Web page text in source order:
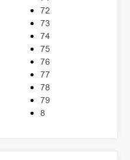
72
73
74
75
76
77
78
79
8